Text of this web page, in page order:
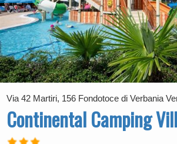
Via 42 Martiri, 156 Fondotoce di Verbania
Continental Camping